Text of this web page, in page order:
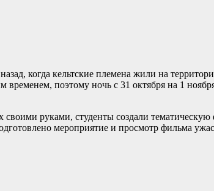
когда кельтские племена жили на
поэтому ночь с 31 октября на 1
руками, студенты создали
мероприятие и просмотр фильма